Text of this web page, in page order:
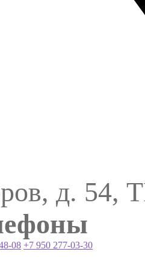
д. 54,
08 +7 950 277-03-30